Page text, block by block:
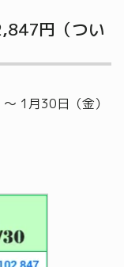
円（つい
1月30日（金）